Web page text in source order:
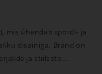
mis ühendab spordi- ja
disainiga. Bränd on
ja stiilsete